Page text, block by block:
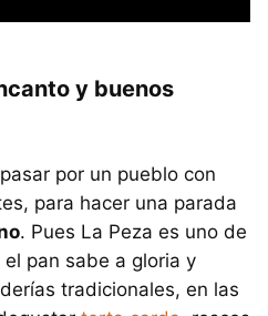
y buenos
por un pueblo con
para hacer una parada
. Pues La Peza es uno de
pan sabe a gloria y
tradicionales, en las